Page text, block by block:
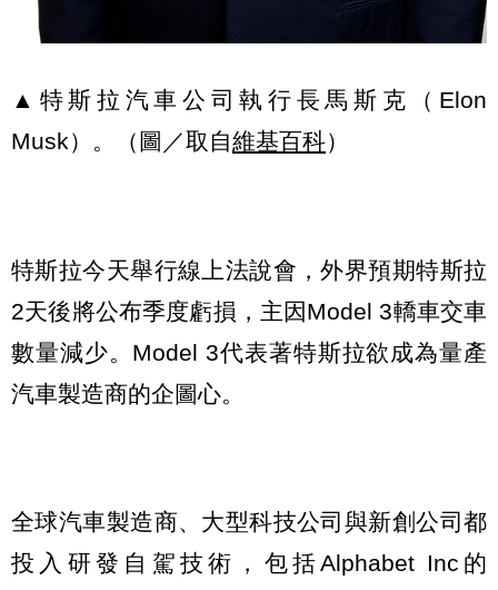
▲特斯拉汽車公司執行長馬斯克（Elon
Musk）。（圖／取自維基百科）
特斯拉今天舉行線上法說會，外界預期特斯拉
2天後將公布季度虧損，主因Model 3轎車交車
數量減少。Model 3代表著特斯拉欲成為量產
汽車製造商的企圖心。
全球汽車製造商、大型科技公司與新創公司都
投入研發自駕技術，包括Alphabet Inc的